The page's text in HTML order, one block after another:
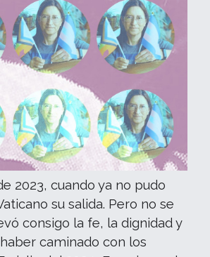
2023, cuando ya no pudo
su salida. Pero no se
consigo la fe, la dignidad y
caminado con los